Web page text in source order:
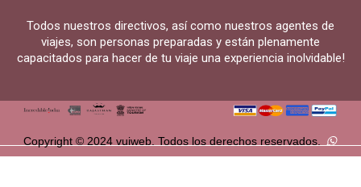
Todos nuestros directivos, así como nuestros agentes de
viajes, son personas preparadas y están plenamente
capacitados para hacer de tu viaje una experiencia inolvidable!
Copyright © 2024 vuiweb. Todos los derechos reservados.